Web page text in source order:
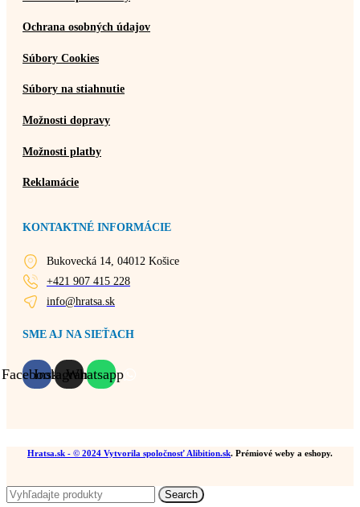
Ochrana osobných údajov
Súbory Cookies
Súbory na stiahnutie
Možnosti dopravy
Možnosti platby
Reklamácie
KONTAKTNÉ INFORMÁCIE
Bukovecká 14, 04012 Košice
+421 907 415 228
info@hratsa.sk
SME AJ NA SIEŤACH
FacebookInstagramWhatsapp
Hratsa.sk - © 2024 Vytvorila spoločnosťAlibition.sk. Prémiové weby a eshopy.
Search